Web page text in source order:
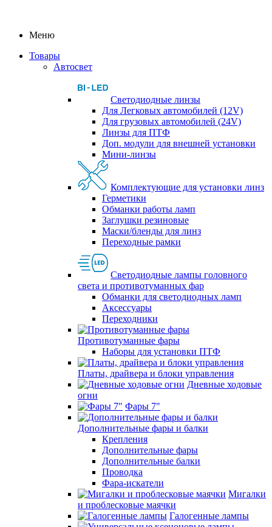
Меню
Товары
Автосвет
Светодиодные линзы
Для Легковых автомобилей (12V)
Для грузовых автомобилей (24V)
Линзы для ПТФ
Доп. модули для внешней установки
Мини-линзы
Комплектующие для установки линз
Герметики
Обманки работы ламп
Заглушки резиновые
Маски/бленды для линз
Переходные рамки
Светодиодные лампы головного
света и противотуманных фар
Обманки для светодиодных ламп
Аксессуары
Переходники
Противотуманные фары
Наборы для установки ПТФ
Платы, драйвера и блоки управления
Дневные ходовые
огни
Фары 7"
Дополнительные фары и балки
Крепления
Дополнительные фары
Дополнительные балки
Проводка
Фара-искатели
Мигалки
и проблесковые маячки
Галогенные лампы